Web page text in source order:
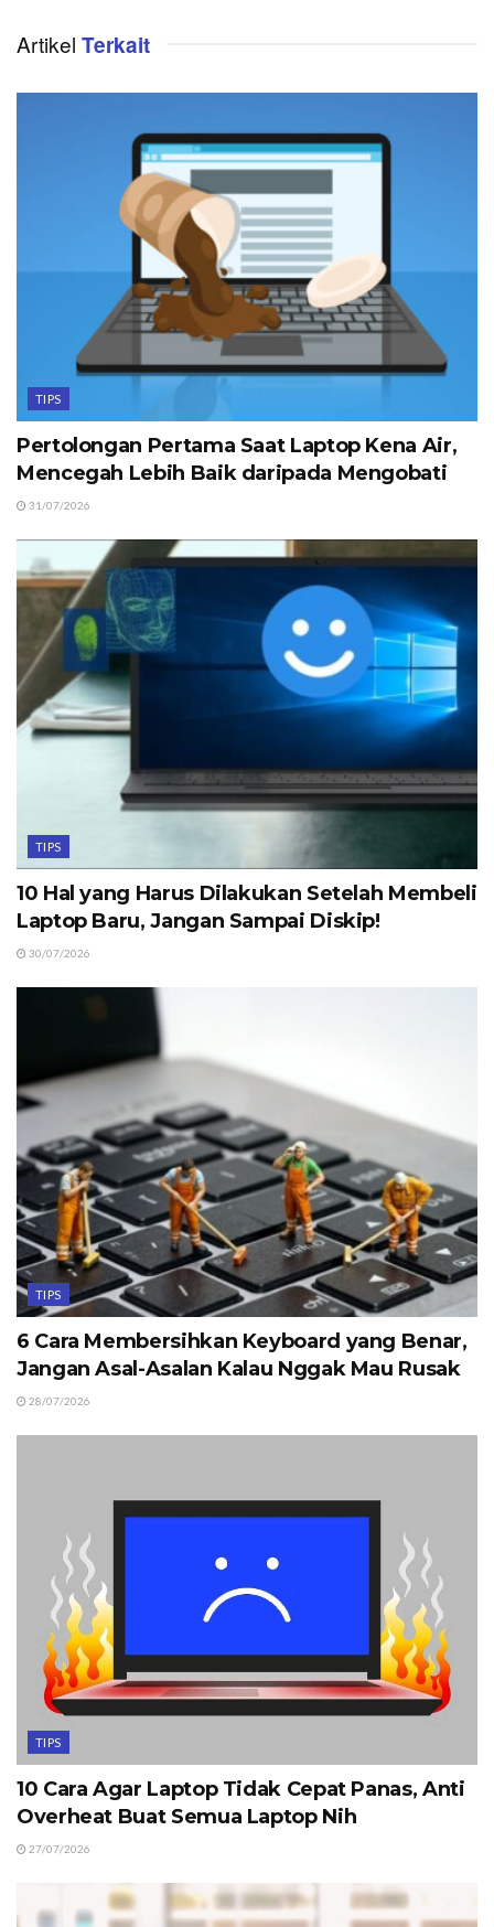
Artikel Terkait
TIPS
Pertolongan Pertama Saat Laptop Kena Air,
Mencegah Lebih Baik daripada Mengobati
31/07/2026
TIPS
10 Hal yang Harus Dilakukan Setelah Membeli
Laptop Baru, Jangan Sampai Diskip!
30/07/2026
TIPS
6 Cara Membersihkan Keyboard yang Benar,
Jangan Asal-Asalan Kalau Nggak Mau Rusak
28/07/2026
TIPS
10 Cara Agar Laptop Tidak Cepat Panas, Anti
Overheat Buat Semua Laptop Nih
27/07/2026